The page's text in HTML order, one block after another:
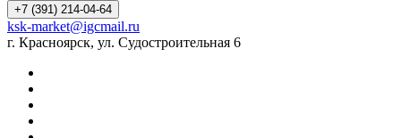
+7 (391) 214-04-64
ksk-market@igcmail.ru
г. Красноярск, ул. Судостроительная 6